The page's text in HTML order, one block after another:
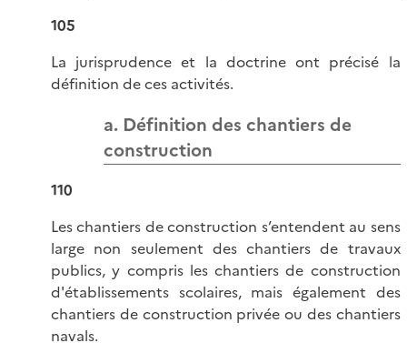
105
La jurisprudence et la doctrine ont précisé la
définition de ces activités.
a. Définition des chantiers de
construction
110
Les chantiers de construction s’entendent au sens
large non seulement des chantiers de travaux
publics, y compris les chantiers de construction
d'établissements scolaires, mais également des
chantiers de construction privée ou des chantiers
navals.